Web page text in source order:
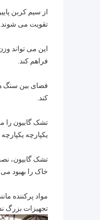
از سیم کربن
تقویت می شوند.
این می تواند
فراهم کند.
فضای بین سنگ
کند.
تشک گابیون را
یکپارچه
تشک گابيون،
خاک را بهبود
مواد پرکننده
تجهیزات بزرگ